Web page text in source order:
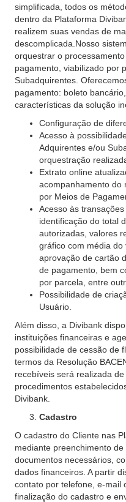
simplificada, todos os
dentro da Plataforma
realizem suas vendas de
descomplicada.Nosso
orquestrar o
pagamento, viabilizado por
Subadquirentes.
pagamento: boleto
características da solução
Configuração de
Acesso à
Adquirentes e/ou
orquestração
Extrato online
acompanhamento do
por Meios de
Acesso às
identificação do total
autorizadas, valores
gráfico com média
aprovação de cartão
de pagamento, bem
por parcela, entre
Possibilidade de
Usuário.
Além disso, a Divibank
instituições financeiras e
possibilidade de cessão de
termos da Resolução
recebíveis será realizada
procedimentos
Divibank.
Cadastro
O cadastro do Cliente nas
mediante preenchimento
documentos necessários,
dados financeiros. A partir
contato por telefone, e-mail
finalização do cadastro e